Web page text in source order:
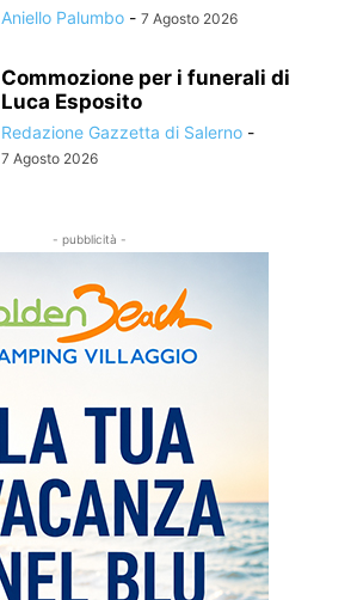
Aniello Palumbo - 7 Agosto 2026
Commozione per i funerali di
Luca Esposito
Redazione Gazzetta di Salerno -
7 Agosto 2026
- pubblicità -